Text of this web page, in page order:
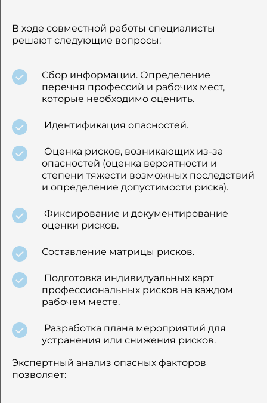
В ходе совместной работы специалисты
решают следующие вопросы:
Сбор информации. Определение
перечня профессий и рабочих мест,
которые необходимо оценить.
Идентификация опасностей.
Оценка рисков, возникающих из-за
опасностей (оценка вероятности и
степени тяжести возможных последствий
и определение допустимости риска).
Фиксирование и документирование
оценки рисков.
Составление матрицы рисков.
Подготовка индивидуальных карт
профессиональных рисков на каждом
рабочем месте.
Разработка плана мероприятий для
устранения или снижения рисков.
Экспертный анализ опасных факторов
позволяет: